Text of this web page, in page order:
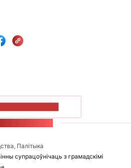
Палітыка
супрацоўнічаць з грамадскімі